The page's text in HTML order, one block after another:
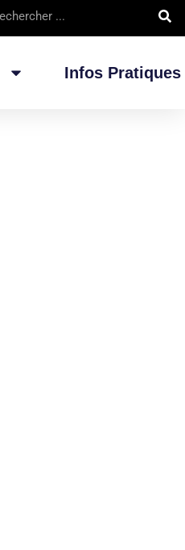
Infos Pratiques